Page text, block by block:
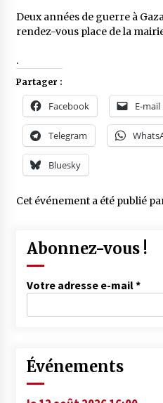
Deux années de guerre à
rendez-vous place de la
.
Partager :
Facebook E-mail
Telegram
Bluesky
Cet événement a été publié
Abonnez-vous !
Votre adresse e-mail*
Événements